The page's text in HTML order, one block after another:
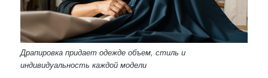
Драпировка придает одежде объем, стиль и
индивидуальность каждой модели